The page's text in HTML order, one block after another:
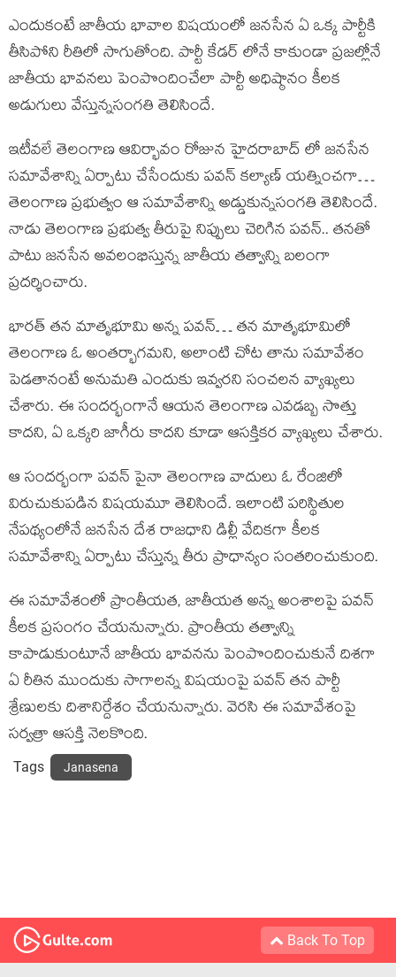
ఎందుకంటే జాతీయ భావాల విషయంలో జనసేన ఏ ఒక్క పార్టీకి
తీసిపోని రీతిలో సాగుతోంది. పార్టీ కేడర్ లోనే కాకుండా ప్రజల్లోనే
జాతీయ భావనలు పెంపొందించేలా పార్టీ అధిష్ఠానం కీలక
అడుగులు వేస్తున్నసంగతి తెలిసిందే.
ఇటీవలే తెలంగాణ ఆవిర్భావం రోజున హైదరాబాద్ లో జనసేన
సమావేశాన్ని ఏర్పాటు చేసేందుకు పవన్ కల్యాణ్ యత్నించగా…
తెలంగాణ ప్రభుత్వం ఆ సమావేశాన్ని అడ్డుకున్నసంగతి తెలిసిందే.
నాడు తెలంగాణ ప్రభుత్వ తీరుపై నిప్పులు చెరిగిన పవన్.. తనతో
పాటు జనసేన అవలంభిస్తున్న జాతీయ తత్వాన్ని బలంగా
ప్రదర్శించారు.
భారత్ తన మాతృభూమి అన్న పవన్… తన మాతృభూమిలో
తెలంగాణ ఓ అంతర్భాగమని, అలాంటి చోట తాను సమావేశం
పెడతానంటే అనుమతి ఎందుకు ఇవ్వరని సంచలన వ్యాఖ్యలు
చేశారు. ఈ సందర్భంగానే ఆయన తెలంగాణ ఎవడబ్బ సొత్తు
కాదని, ఏ ఒక్కరి జాగీరు కాదని కూడా ఆసక్తికర వ్యాఖ్యలు చేశారు.
ఆ సందర్భంగా పవన్ పైనా తెలంగాణ వాదులు ఓ రేంజిలో
విరుచుకుపడిన విషయమూ తెలిసిందే. ఇలాంటి పరిస్థితుల
నేపథ్యంలోనే జనసేన దేశ రాజధాని డిల్లీ వేదికగా కీలక
సమావేశాన్ని ఏర్పాటు చేస్తున్న తీరు ప్రాధాన్యం సంతరించుకుంది.
ఈ సమావేశంలో ప్రాంతీయత, జాతీయత అన్న అంశాలపై పవన్
కీలక ప్రసంగం చేయనున్నారు. ప్రాంతీయ తత్వాన్ని
కాపాడుకుంటూనే జాతీయ భావనను పెంపొందించుకునే దిశగా
ఏ రీతిన ముందుకు సాగాలన్న విషయంపై పవన్ తన పార్టీ
శ్రేణులకు దిశానిర్దేశం చేయనున్నారు. వెరసి ఈ సమావేశంపై
సర్వత్రా ఆసక్తి నెలకొంది.
Tags Janasena
Back To Top